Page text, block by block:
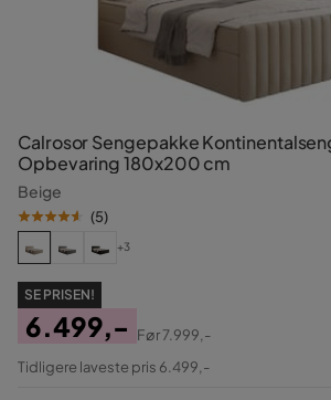
Calrosor Sengepakke
Opbevaring 180x200 cm
Beige
(5)
+3
SE PRISEN!
Pris
6.499,-
Original
Før7.999,-
Tidligere laveste pris 6.499,-